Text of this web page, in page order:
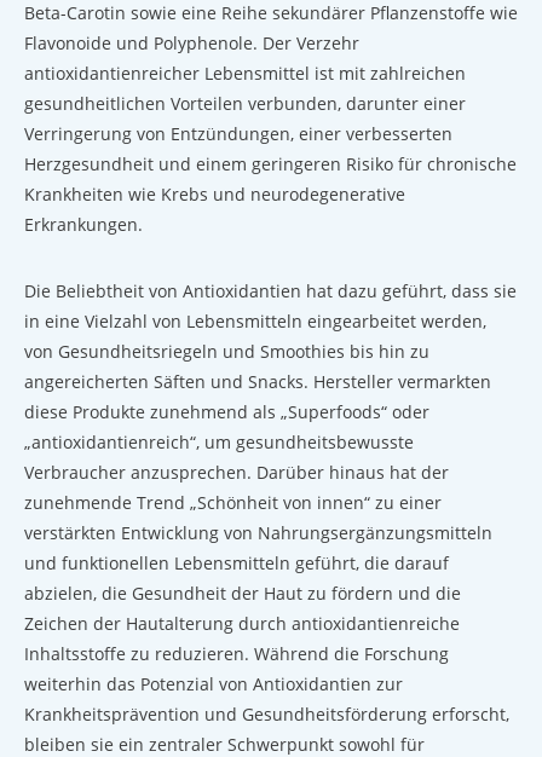
Beta-Carotin sowie eine Reihe sekundärer Pflanzenstoffe wie
Flavonoide und Polyphenole. Der Verzehr
antioxidantienreicher Lebensmittel ist mit zahlreichen
gesundheitlichen Vorteilen verbunden, darunter einer
Verringerung von Entzündungen, einer verbesserten
Herzgesundheit und einem geringeren Risiko für chronische
Krankheiten wie Krebs und neurodegenerative
Erkrankungen.
Die Beliebtheit von Antioxidantien hat dazu geführt, dass sie
in eine Vielzahl von Lebensmitteln eingearbeitet werden,
von Gesundheitsriegeln und Smoothies bis hin zu
angereicherten Säften und Snacks. Hersteller vermarkten
diese Produkte zunehmend als „Superfoods“ oder
„antioxidantienreich“, um gesundheitsbewusste
Verbraucher anzusprechen. Darüber hinaus hat der
zunehmende Trend „Schönheit von innen“ zu einer
verstärkten Entwicklung von Nahrungsergänzungsmitteln
und funktionellen Lebensmitteln geführt, die darauf
abzielen, die Gesundheit der Haut zu fördern und die
Zeichen der Hautalterung durch antioxidantienreiche
Inhaltsstoffe zu reduzieren. Während die Forschung
weiterhin das Potenzial von Antioxidantien zur
Krankheitsprävention und Gesundheitsförderung erforscht,
bleiben sie ein zentraler Schwerpunkt sowohl für